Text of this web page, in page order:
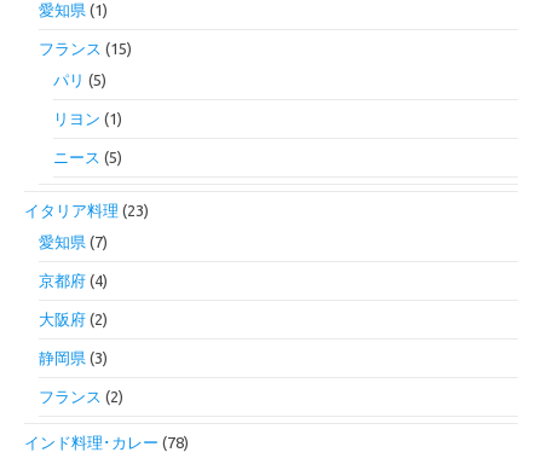
愛知県 (1)
フランス (15)
パリ (5)
リヨン (1)
ニース (5)
イタリア料理 (23)
愛知県 (7)
京都府 (4)
大阪府 (2)
静岡県 (3)
フランス (2)
インド料理･カレー (78)